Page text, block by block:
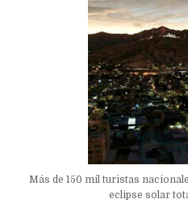
Más de 150 mil turistas
eclipse solar